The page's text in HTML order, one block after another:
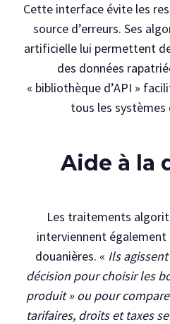
Cette interface évite les
source d’erreurs. Ses
artificielle lui permettent
des données
« bibliothèque d’API »
tous les
Aide à la
Les traitements
interviennent
douanières. « Ils
décision pour choisir les
produit » ou pour
tarifaires, droits et taxes